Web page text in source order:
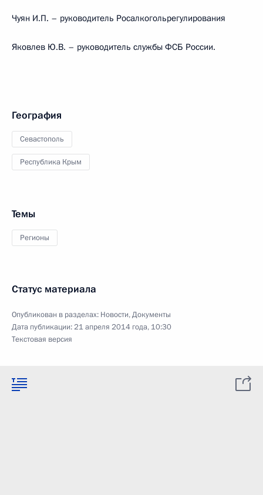
Чуян И.П. – руководитель Росалкогольрегулирования
Яковлев Ю.В. – руководитель службы ФСБ России.
География
Севастополь
Республика Крым
Темы
Регионы
Статус материала
Опубликован в разделах: Новости,Документы
Дата публикации:21 апреля 2014 года, 10:30
Текстовая версия